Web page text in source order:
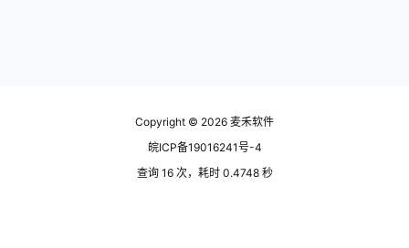
Copyright © 2026 麦禾软件
皖ICP备19016241号-4
查询 16 次，耗时 0.4748 秒